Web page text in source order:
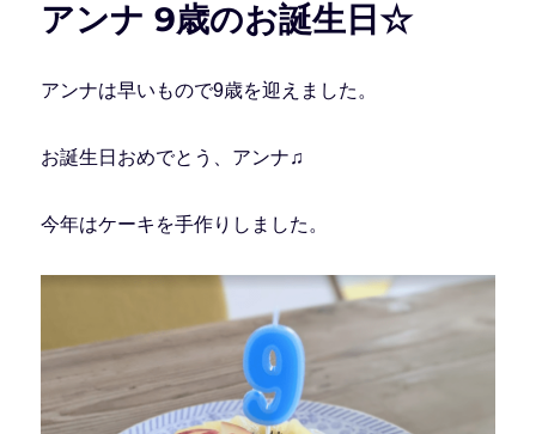
アンナ 9歳のお誕生日☆
アンナは早いもので9歳を迎えました。
お誕生日おめでとう、アンナ♫
今年はケーキを手作りしました。